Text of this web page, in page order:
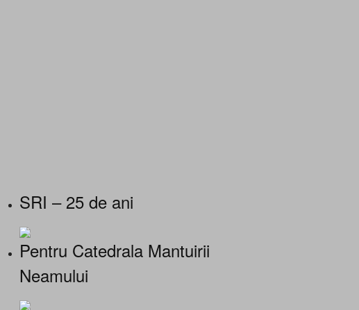
SRI – 25 de ani
Pentru Catedrala Mantuirii
Neamului